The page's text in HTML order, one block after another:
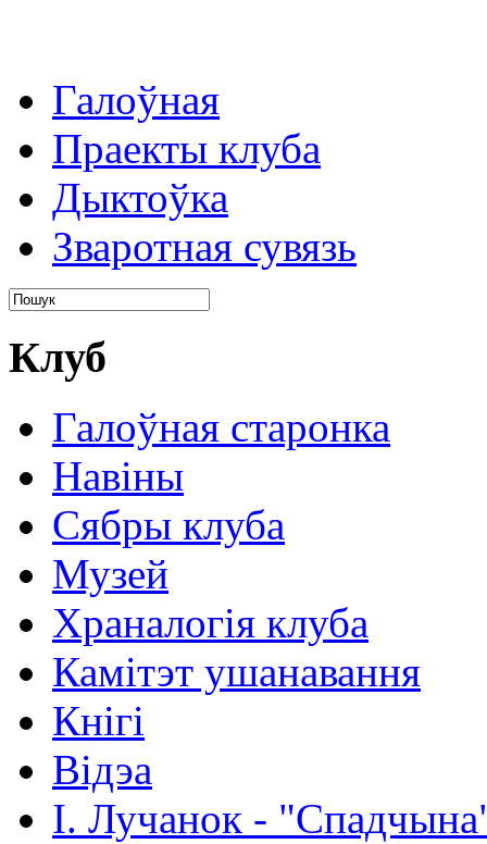
Галоўная
Праекты клуба
Дыктоўка
Зваротная сувязь
Клуб
Галоўная старонка
Навіны
Сябры клуба
Музей
Храналогія клуба
Камітэт ушанавання
Кнігі
Відэа
І. Лучанок -